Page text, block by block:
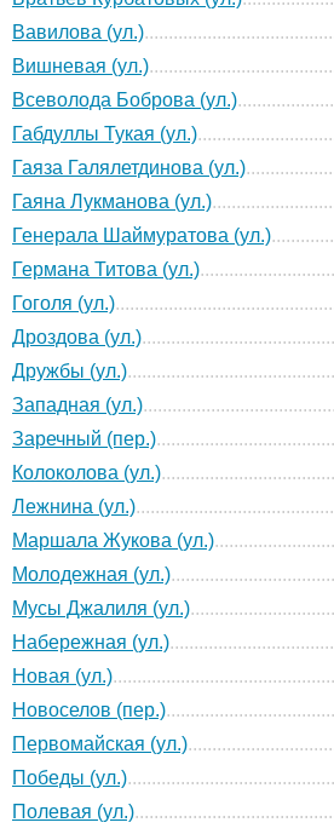
Вавилова (ул.)
Вишневая (ул.)
Всеволода Боброва (ул.)
Габдуллы Тукая (ул.)
Гаяза Галялетдинова (ул.)
Гаяна Лукманова (ул.)
Генерала Шаймуратова (ул.)
Германа Титова (ул.)
Гоголя (ул.)
Дроздова (ул.)
Дружбы (ул.)
Западная (ул.)
Заречный (пер.)
Колоколова (ул.)
Лежнина (ул.)
Маршала Жукова (ул.)
Молодежная (ул.)
Мусы Джалиля (ул.)
Набережная (ул.)
Новая (ул.)
Новоселов (пер.)
Первомайская (ул.)
Победы (ул.)
Полевая (ул.)